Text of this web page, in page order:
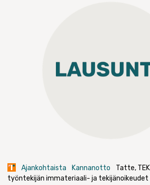
Ajankohtaista Kannanotto
Tatte,
työntekijän immateriaali- ja